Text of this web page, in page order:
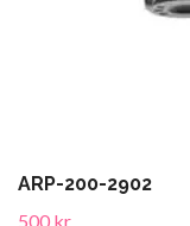
ARP-200-2902
500 kr